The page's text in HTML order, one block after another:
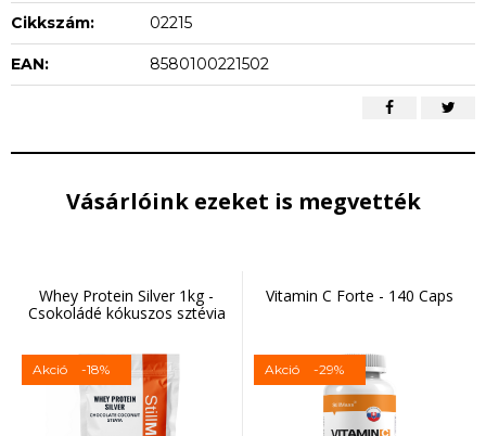
Cikkszám: 02215
EAN: 8580100221502
Vásárlóink ezeket is megvették
Whey Protein Silver 1kg -
Csokoládé kókuszos sztévia
Akció -18%
Vitamin C Forte - 140 Caps
Akció -29%